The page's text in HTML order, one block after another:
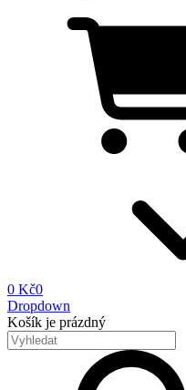
0 Kč0
Dropdown
Košík je prázdný